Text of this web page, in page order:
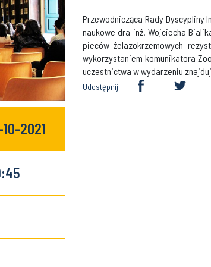
2021
Przewodnicząca Rady Dyscypliny
naukowe dra inż. Wojciecha
pieców żelazokrzemowych
wykorzystaniem komunikatora
uczestnictwa w wydarzeniu
Udostępnij: